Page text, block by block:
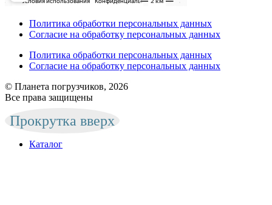
Политика обработки персональных данных
Согласие на обработку персональных данных
Политика обработки персональных данных
Согласие на обработку персональных данных
© Планета погрузчиков, 2026
Все права защищены
Прокрутка вверх
Каталог